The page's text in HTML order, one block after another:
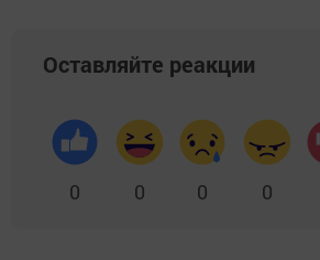
Оставляйте реакции
0 0 0 0